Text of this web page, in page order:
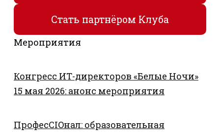
Стать партнёром Клуба
Мероприятия
Конгресс ИТ-директоров «Белые Ночи»
15 мая 2026: анонс мероприятия
ПрофесCIOнал: образовательная